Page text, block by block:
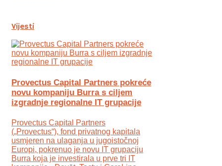
Vijesti
Provectus Capital Partners pokreće
novu kompaniju Burra s ciljem
izgradnje regionalne IT grupacije
Provectus Capital Partners
(„Provectus“), fond privatnog kapitala
usmjeren na ulaganja u jugoistočnoj
Europi, pokrenuo je novu IT grupaciju
Burra koja je investirala u prve tri IT